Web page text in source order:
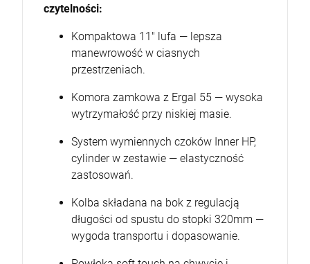
czytelności:
Kompaktowa 11" lufa — lepsza
manewrowość w ciasnych
przestrzeniach.
Komora zamkowa z Ergal 55 — wysoka
wytrzymałość przy niskiej masie.
System wymiennych czoków Inner HP,
cylinder w zestawie — elastyczność
zastosowań.
Kolba składana na bok z regulacją
długości od spustu do stopki 320mm —
wygoda transportu i dopasowanie.